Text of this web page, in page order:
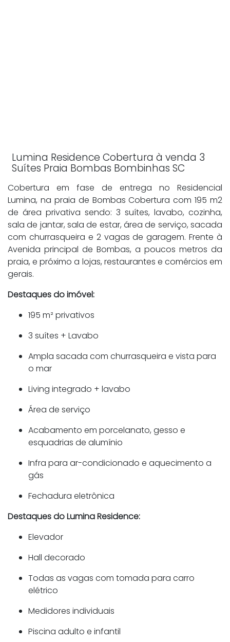
Lumina Residence Cobertura à venda 3
Suítes Praia Bombas Bombinhas SC
Cobertura em fase de entrega no Residencial
Lumina, na praia de Bombas Cobertura com 195 m2
de área privativa sendo: 3 suítes, lavabo, cozinha,
sala de jantar, sala de estar, área de serviço, sacada
com churrasqueira e 2 vagas de garagem. Frente à
Avenida principal de Bombas, a poucos metros da
praia, e próximo a lojas, restaurantes e comércios em
gerais.
Destaques do imóvel:
195 m² privativos
3 suítes + Lavabo
Ampla sacada com churrasqueira e vista para
o mar
Living integrado + lavabo
Área de serviço
Acabamento em porcelanato, gesso e
esquadrias de alumínio
Infra para ar-condicionado e aquecimento a
gás
Fechadura eletrônica
Destaques do Lumina Residence:
Elevador
Hall decorado
Todas as vagas com tomada para carro
elétrico
Medidores individuais
Piscina adulto e infantil